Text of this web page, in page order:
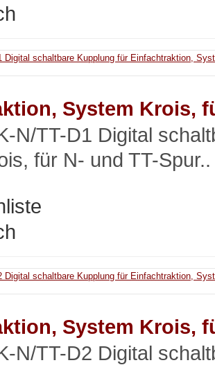
System Krois,
N/TT-D1 Digital
für N- und TT-Spur..
System Krois,
N/TT-D2 Digital